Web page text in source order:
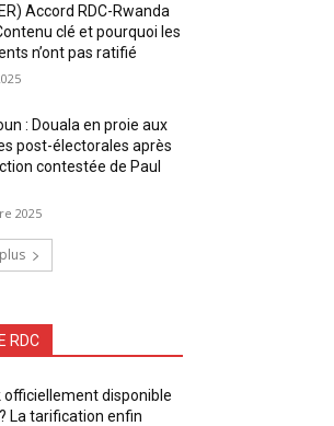
Accord RDC-Rwanda
clé et pourquoi les
n’ont pas ratifié
: Douala en proie aux
post-électorales après
contestée de Paul
2025
RDC
officiellement disponible
La tarification enfin